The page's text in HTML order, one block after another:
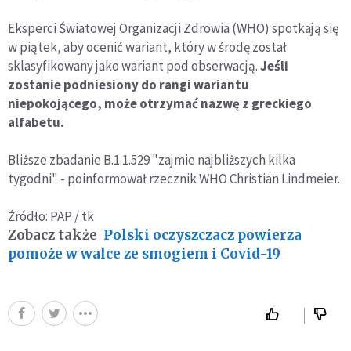
Eksperci Światowej Organizacji Zdrowia (WHO) spotkają się
w piątek, aby ocenić wariant, który w środę został
sklasyfikowany jako wariant pod obserwacją.Jeśli
zostanie podniesiony do rangi wariantu
niepokojącego, może otrzymać nazwę z greckiego
alfabetu.
Bliższe zbadanie B.1.1.529 "zajmie najbliższych kilka
tygodni" - poinformował rzecznik WHO Christian Lindmeier.
Źródło: PAP / tk
Zobacz także Polski oczyszczacz powierza
pomoże w walce ze smogiem i Covid-19